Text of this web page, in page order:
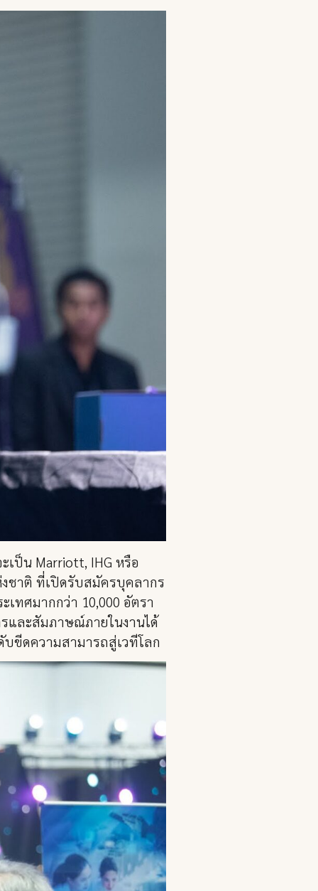
ป็น Marriott, IHG หรือ
ชาติ ที่เปิดรับสมัครบุคลากร
ทศมากกว่า 10,000 อัตรา
และสัมภาษณ์ภายในงานได้
ขีดความสามารถสู่เวทีโลก